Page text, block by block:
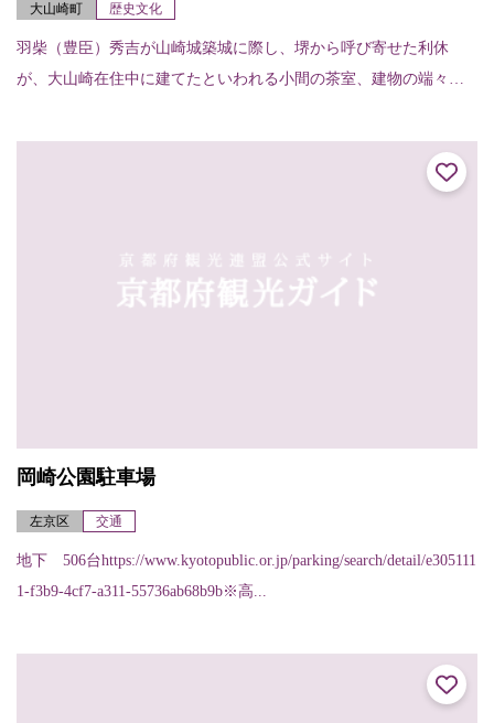
大山崎町 歴史文化
羽柴（豊臣）秀吉が山崎城築城に際し、堺から呼び寄せた利休
が、大山崎在住中に建てたといわれる小間の茶室、建物の端々に
例のない地下窓をあけて...
岡崎公園駐車場
左京区 交通
地下 506台https://www.kyotopublic.or.jp/parking/search/detail/e305111
1-f3b9-4cf7-a311-55736ab68b9b※高...